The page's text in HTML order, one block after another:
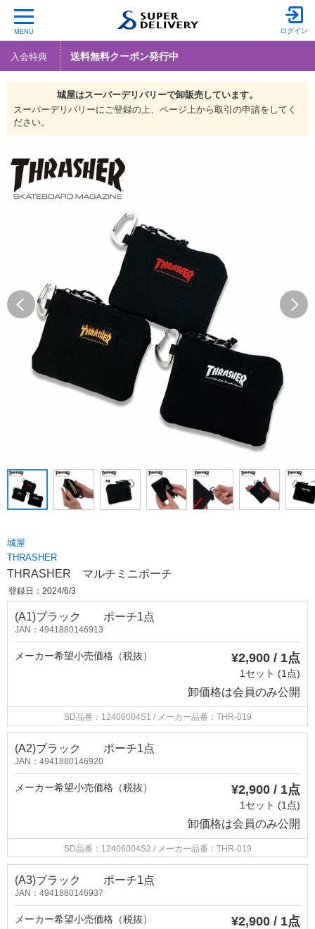
MENU ログイン
入会特典 送料無料クーポン発行中
城屋はスーパーデリバリーで卸販売しています。
スーパーデリバリーにご登録の上、ページ上から取引の申請をしてく
ださい。
城屋
THRASHER
THRASHER マルチミニポーチ
登録日：2024/6/3
(A1)ブラック ポーチ1点
JAN：4941880146913
メーカー希望小売価格（税抜） ¥2,900 / 1点
1セット (1点)
卸価格は会員のみ公開
SD品番：12406004S1 / メーカー品番：THR-019
(A2)ブラック ポーチ1点
JAN：4941880146920
メーカー希望小売価格（税抜） ¥2,900 / 1点
1セット (1点)
卸価格は会員のみ公開
SD品番：12406004S2 / メーカー品番：THR-019
(A3)ブラック ポーチ1点
JAN：4941880146937
メーカー希望小売価格（税抜） ¥2,900 / 1点